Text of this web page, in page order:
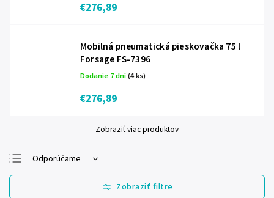
€276,89
Mobilná pneumatická pieskovačka 75 l
Forsage FS-7396
Dodanie 7 dní(4 ks)
€276,89
Zobraziť viac produktov
Odporúčame
Najlacnejšie